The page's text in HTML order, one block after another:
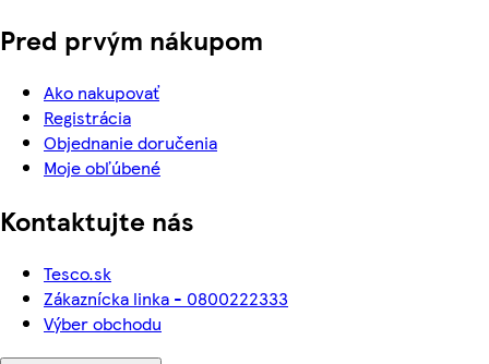
Pred prvým nákupom
Ako nakupovať
Registrácia
Objednanie doručenia
Moje obľúbené
Kontaktujte nás
Tesco.sk
Zákaznícka linka - 0800222333
Výber obchodu